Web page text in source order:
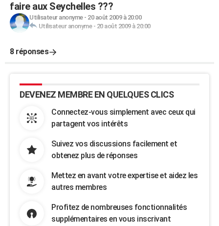
faire aux Seychelles ???
Utilisateur anonyme- 20 août 2009 à 20:00
Utilisateur anonyme- 20 août 2009 à 20:00
8 réponses
DEVENEZ MEMBRE EN QUELQUES CLICS
Connectez-vous simplement avec ceux qui
partagent vos intérêts
Suivez vos discussions facilement et
obtenez plus de réponses
Mettez en avant votre expertise et aidez les
autres membres
Profitez de nombreuses fonctionnalités
supplémentaires en vous inscrivant